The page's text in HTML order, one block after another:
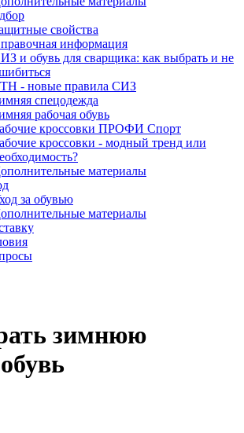
свойства
информация
и обувь для сварщика: как выбрать и не
- новые правила СИЗ
спецодежда
рабочая обувь
кроссовки ПРОФИ Спорт
кроссовки - модный тренд или
материалы
за обувью
материалы
зимнюю